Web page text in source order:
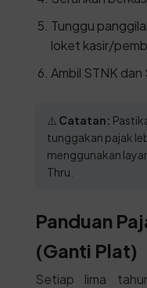
Tunggu
loket kasir/
Ambil STNK
⚠️ Catatan:
tunggakan pajak
menggunakan
Thru.
Panduan
(Ganti Plat)
Setiap lima